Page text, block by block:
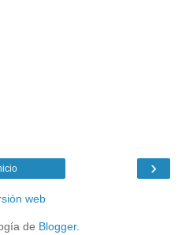
›
web
de Blogger.